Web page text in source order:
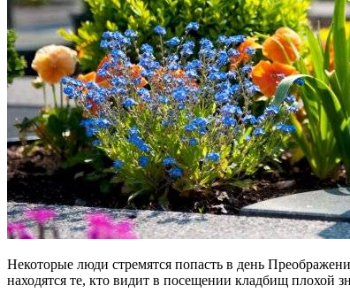
Некоторые люди стремятся попасть в день
находятся те, кто видит в посещении кладбищ плохой